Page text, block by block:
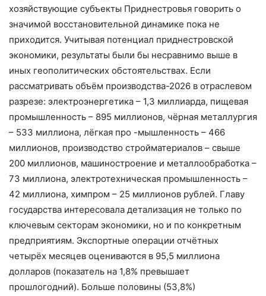
хозяйствующие субъекты Приднестровья говорить о
значимой восстановительной динамике пока не
приходится. Учитывая потенциал приднестровской
экономики, результаты были бы несравнимо выше в
иных геополитических обстоятельствах. Если
рассматривать объём производства-2026 в отраслевом
разрезе: электроэнергетика – 1,3 миллиарда, пищевая
промышленность – 895 миллионов, чёрная металлургия
– 533 миллиона, лёгкая про -мышленность – 466
миллионов, производство стройматериалов – свыше
200 миллионов, машиностроение и металлообработка –
73 миллиона, электротехническая промышленность –
42 миллиона, химпром – 25 миллионов рублей. Главу
государства интересовала детализация не только по
ключевым секторам экономики, но и по конкретным
предприятиям. Экспортные операции отчётных
четырёх месяцев оцениваются в 95,5 миллиона
долларов (показатель на 1,8% превышает
прошлогодний). Больше половины (53,8%)